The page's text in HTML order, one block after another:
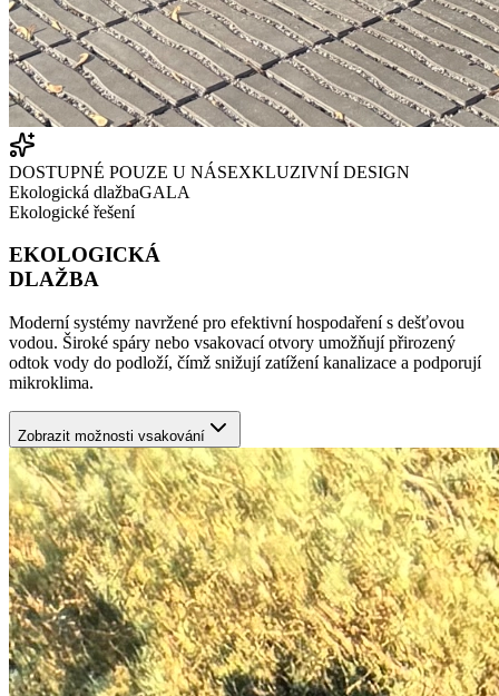
DOSTUPNÉ POUZE U NÁSEXKLUZIVNÍ DESIGN
Ekologická dlažbaGALA
Ekologické řešení
EKOLOGICKÁ
DLAŽBA
Moderní systémy navržené pro efektivní hospodaření s dešťovou
vodou. Široké spáry nebo vsakovací otvory umožňují přirozený
odtok vody do podloží, čímž snižují zatížení kanalizace a podporují
mikroklima.
Zobrazit možnosti vsakování